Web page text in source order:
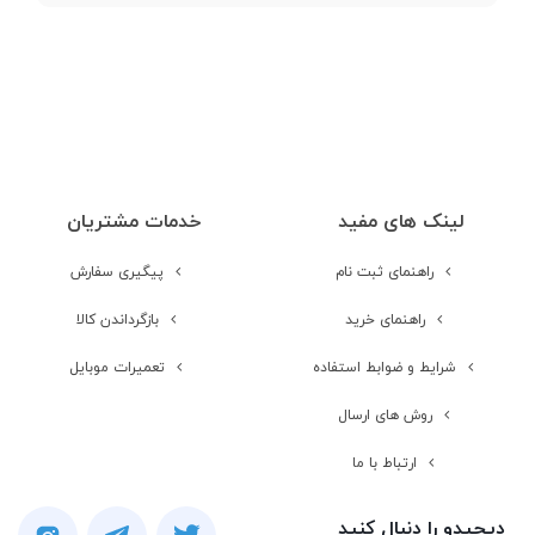
مشخصات کارت گرافیک
گرافیک
سایر قابلیت های
لینک های مفید
راهنمای ثبت نام
راهنمای خرید
شرایط و ضوابط استفاده
روش های ارسال
ارتباط با ما
خدمات مشتریان
پیگیری سفارش
بازگرداندن کالا
تعمیرات موبایل
دیجیدو را دنبال کنید